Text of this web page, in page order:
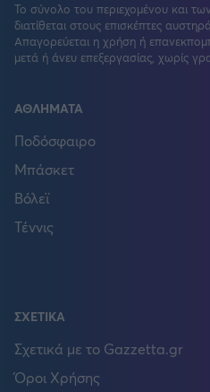
Το σύνολο του περιεχομένου και
διατίθεται στους επισκέπτες
Απαγορεύεται η χρήση ή
μετά ή άνευ επεξεργασίας, χωρίς
ΑΘΛΗΜΑΤΑ
Ποδόσφαιρο
Μπάσκετ
Βόλεϊ
Τέννις
ΣΧΕΤΙΚΑ
Σχετικά με το Gazzetta.gr
Όροι Χρήσης